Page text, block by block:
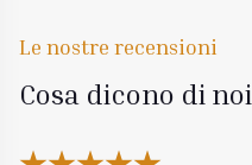
Le nostre recensioni
Cosa dicono di